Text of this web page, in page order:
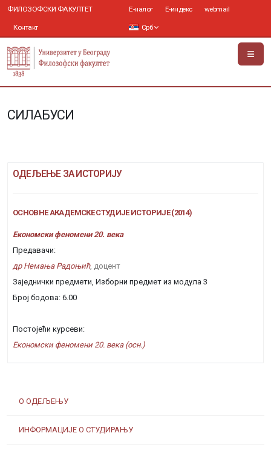
ФИЛОЗОФСКИ ФАКУЛТЕТ
Контакт
Е-налог Е-индекс webmail
Срб
СИЛАБУСИ
О ОДЕЉЕЊУ
ИНФОРМАЦИЈЕ О СТУДИРАЊУ
ОДЕЉЕЊЕ ЗА ИСТОРИЈУ
ОСНОВНЕ АКАДЕМСКЕ СТУДИЈЕ ИСТОРИЈЕ (2014)
Економски феномени 20. века
Предавачи:
др Немања Радоњић, доцент
Заједнички предмети, Изборни предмет из модула 3
Број бодова: 6.00
Постојећи курсеви:
Економски феномени 20. века (осн.)